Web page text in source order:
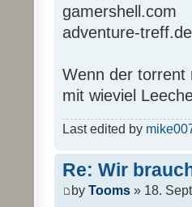
gamershell.com
adventure-treff.de
Wenn der torrent
mit wieviel
Last edited by
Re: Wir
by Tooms » 18.